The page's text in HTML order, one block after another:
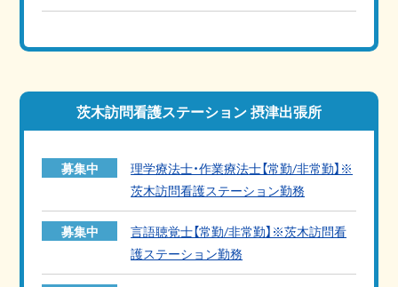
茨木訪問看護ステーション 摂津出張所
募集中
理学療法士・作業療法士【常勤/非常勤】※
茨木訪問看護ステーション勤務
募集中
言語聴覚士【常勤/非常勤】※茨木訪問看
護ステーション勤務